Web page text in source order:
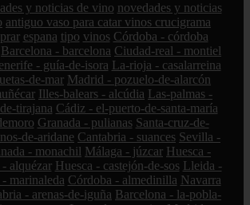
y noticias de vino novedades y noticias
antiguo vaso para catar vinos crucigrama
espana tipo vinos Córdoba - córdoba
Barcelona - barcelona Ciudad-real - montiel
- guía-de-isora La-rioja - casalarreina
de-mar Madrid - pozuelo-de-alarcón
Illes-balears - alcúdia Las-palmas -
tirajana Cádiz - el-puerto-de-santa-maría
Granada - pulianas Santa-cruz-de-
de-aridane Cantabria - suances Sevilla -
- monachil Málaga - júzcar Huesca -
alquézar Huesca - castejón-de-sos Lleida -
marinaleda Córdoba - almedinilla Navarra
- arenas-de-iguña Barcelona - la-pobla-